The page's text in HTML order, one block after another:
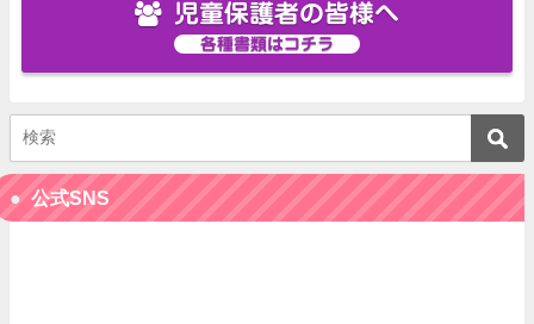
児童保護者の皆様へ
各種書類はコチラ
公式SNS